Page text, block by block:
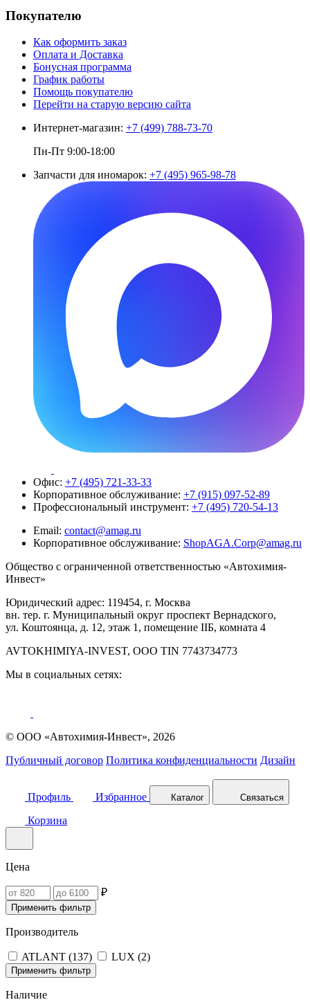
Покупателю
Как оформить заказ
Оплата и Доставка
Бонусная программа
График работы
Помощь покупателю
Перейти на старую версию сайта
Интернет-магазин: +7 (499) 788-73-70
Пн-Пт 9:00-18:00
Запчасти для иномарок: +7 (495) 965-98-78
Офис: +7 (495) 721-33-33
Корпоративное обслуживание: +7 (915) 097-52-89
Профессиональный инструмент: +7 (495) 720-54-13
Email: contact@amag.ru
Корпоративное обслуживание: ShopAGA.Corp@amag.ru
Общество с ограниченной ответственностью «Автохимия-
Инвест»
Юридический адрес: 119454, г. Москва
вн. тер. г. Муниципальный округ проспект Вернадского,
ул. Коштоянца, д. 12, этаж 1, помещение IIБ, комната 4
AVTOKHIMIYA-INVEST, OOO TIN 7743734773
Мы в социальных сетях:
© ООО «Автохимия-Инвест», 2026
Публичный договор Политика конфиденциальности Дизайн
Профиль Избранное Каталог Связаться
Корзина
Цена
₽
Применить фильтр
Производитель
ATLANT (137) LUX (2)
Применить фильтр
Наличие